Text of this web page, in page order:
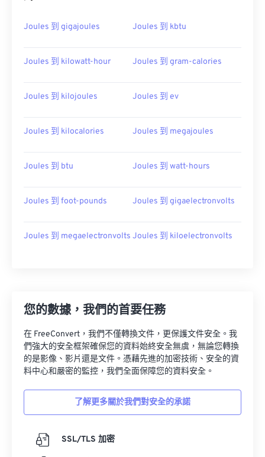
Joules 到 gigajoules Joules 到 kbtu
Joules 到 kilowatt-hour Joules 到 gram-calories
Joules 到 kilojoules Joules 到 ev
Joules 到 kilocalories Joules 到 megajoules
Joules 到 btu Joules 到 watt-hours
Joules 到 foot-pounds Joules 到 gigaelectronvolts
Joules 到 megaelectronvolts Joules 到 kiloelectronvolts
您的數據，我們的首要任務
在 FreeConvert，我們不僅轉換文件，更保護文件安全。我
們強大的安全框架確保您的資料始終安全無虞，無論您轉換
的是影像、影片還是文件。憑藉先進的加密技術、安全的資
料中心和嚴密的監控，我們全面保障您的資料安全。
了解更多關於我們對安全的承諾
SSL/TLS 加密